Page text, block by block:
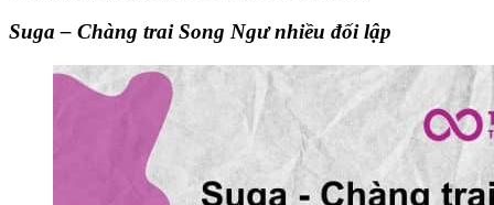
Suga – Chàng trai Song Ngư nhiều đối lập